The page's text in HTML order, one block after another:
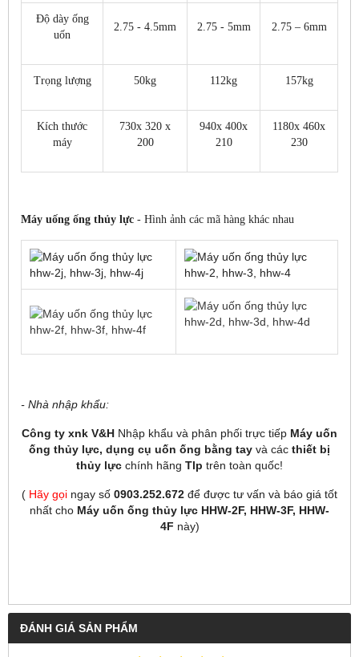
Độ dày ống
uốn
2.75 - 4.5mm 2.75 - 5mm 2.75 – 6mm
Trọng lượng 50kg 112kg 157kg
Kích thước
máy
730x 320 x
200
940x 400x
210
1180x 460x
230
Máy uống ống thủy lực - Hình ảnh các mã hàng khác nhau
- Nhà nhập khẩu:
Công ty xnk V&H Nhập khẩu và phân phối trực tiếp Máy uốn
ống thủy lực, dụng cụ uốn ống bằng tay và các thiết bị
thủy lực chính hãng Tlp trên toàn quốc!
( Hãy gọi ngay số 0903.252.672 để được tư vấn và báo giá tốt
nhất cho Máy uốn ống thủy lực HHW-2F, HHW-3F, HHW-
4F này)
ĐÁNH GIÁ SẢN PHẨM